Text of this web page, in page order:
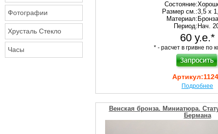
Фотографии
Хрусталь Стекло
Часы
Состояние:
Размер см.:3,5 х
Материал: Бронза
Период: Нач.
60 у.е.*
* - расчет в гривне по
Артикул:
Подробнее
Венская бронза. Миниатюра.
Бермана